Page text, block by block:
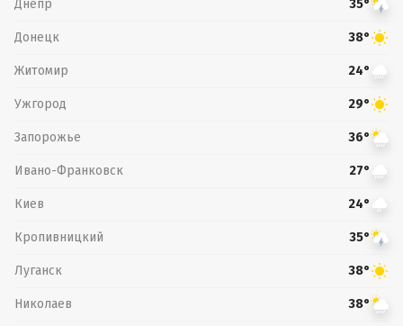
Днепр 35°
Донецк 38°
Житомир 24°
Ужгород 29°
Запорожье 36°
Ивано-Франковск 27°
Киев 24°
Кропивницкий 35°
Луганск 38°
Николаев 38°